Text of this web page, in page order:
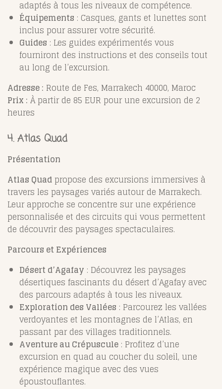
adaptés à tous les niveaux de compétence.
Équipements : Casques, gants et lunettes sont
inclus pour assurer votre sécurité.
Guides : Les guides expérimentés vous
fourniront des instructions et des conseils tout
au long de l’excursion.
Adresse : Route de Fes, Marrakech 40000, Maroc
Prix : À partir de 85 EUR pour une excursion de 2
heures
4. Atlas Quad
Présentation
Atlas Quad propose des excursions immersives à
travers les paysages variés autour de Marrakech.
Leur approche se concentre sur une expérience
personnalisée et des circuits qui vous permettent
de découvrir des paysages spectaculaires.
Parcours et Expériences
Désert d’Agafay : Découvrez les paysages
désertiques fascinants du désert d’Agafay avec
des parcours adaptés à tous les niveaux.
Exploration des Vallées : Parcourez les vallées
verdoyantes et les montagnes de l’Atlas, en
passant par des villages traditionnels.
Aventure au Crépuscule : Profitez d’une
excursion en quad au coucher du soleil, une
expérience magique avec des vues
époustouflantes.